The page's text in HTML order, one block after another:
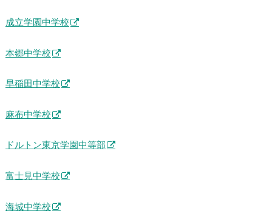
成立学園中学校
本郷中学校
早稲田中学校
麻布中学校
ドルトン東京学園中等部
富士見中学校
海城中学校